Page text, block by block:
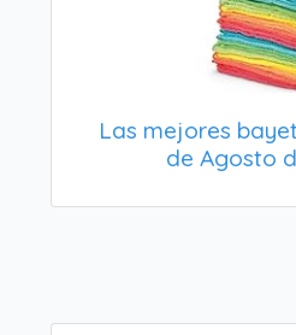
Las mejores
de Agosto